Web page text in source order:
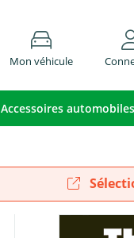
Mon véhicule
Accessoires automobiles